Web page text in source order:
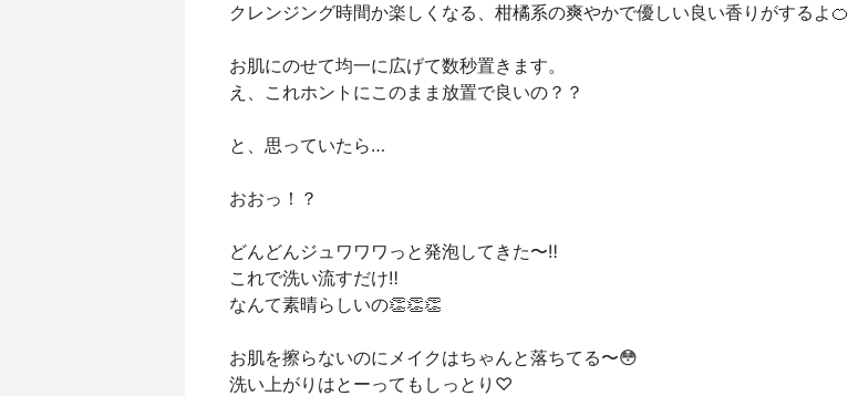
クレンジング時間か楽しくなる、柑橘系の爽やかで優しい良い香りがするよ🍊
お肌にのせて均一に広げて数秒置きます。
え、これホントにこのまま放置で良いの？？
と、思っていたら…
おおっ！？
どんどんジュワワワっと発泡してきた〜‼︎
これで洗い流すだけ‼︎
なんて素晴らしいの👏👏👏
お肌を擦らないのにメイクはちゃんと落ちてる〜😳
洗い上がりはとーってもしっとり♡